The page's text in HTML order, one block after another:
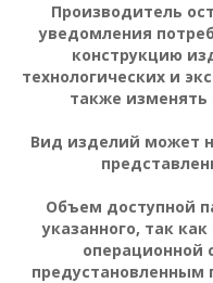
Производитель
уведомления
конструкцию
технологических и
также
Вид изделий может
Объем доступной
указанного, так
операционной